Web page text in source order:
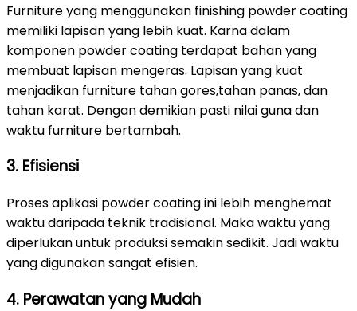
Furniture yang menggunakan finishing powder coating
memiliki lapisan yang lebih kuat. Karna dalam
komponen powder coating terdapat bahan yang
membuat lapisan mengeras. Lapisan yang kuat
menjadikan furniture tahan gores,tahan panas, dan
tahan karat. Dengan demikian pasti nilai guna dan
waktu furniture bertambah.
3. Efisiensi
Proses aplikasi powder coating ini lebih menghemat
waktu daripada teknik tradisional. Maka waktu yang
diperlukan untuk produksi semakin sedikit. Jadi waktu
yang digunakan sangat efisien.
4. Perawatan yang Mudah